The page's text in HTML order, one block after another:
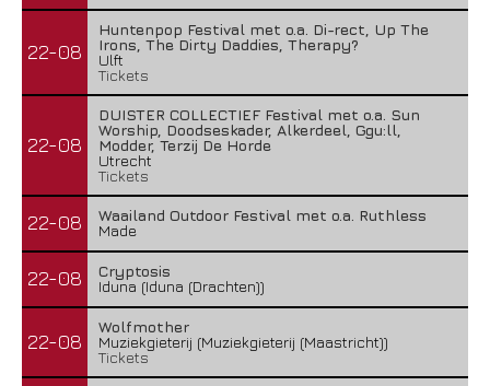
22-08
Huntenpop Festival met o.a. Di-rect, Up The
Irons, The Dirty Daddies, Therapy?
Ulft
Tickets
22-08
DUISTER COLLECTIEF Festival met o.a. Sun
Worship, Doodseskader, Alkerdeel, Ggu:ll,
Modder, Terzij De Horde
Utrecht
Tickets
22-08
Waailand Outdoor Festival met o.a. Ruthless
Made
22-08
Cryptosis
Iduna (Iduna (Drachten))
22-08
Wolfmother
Muziekgieterij (Muziekgieterij (Maastricht))
Tickets